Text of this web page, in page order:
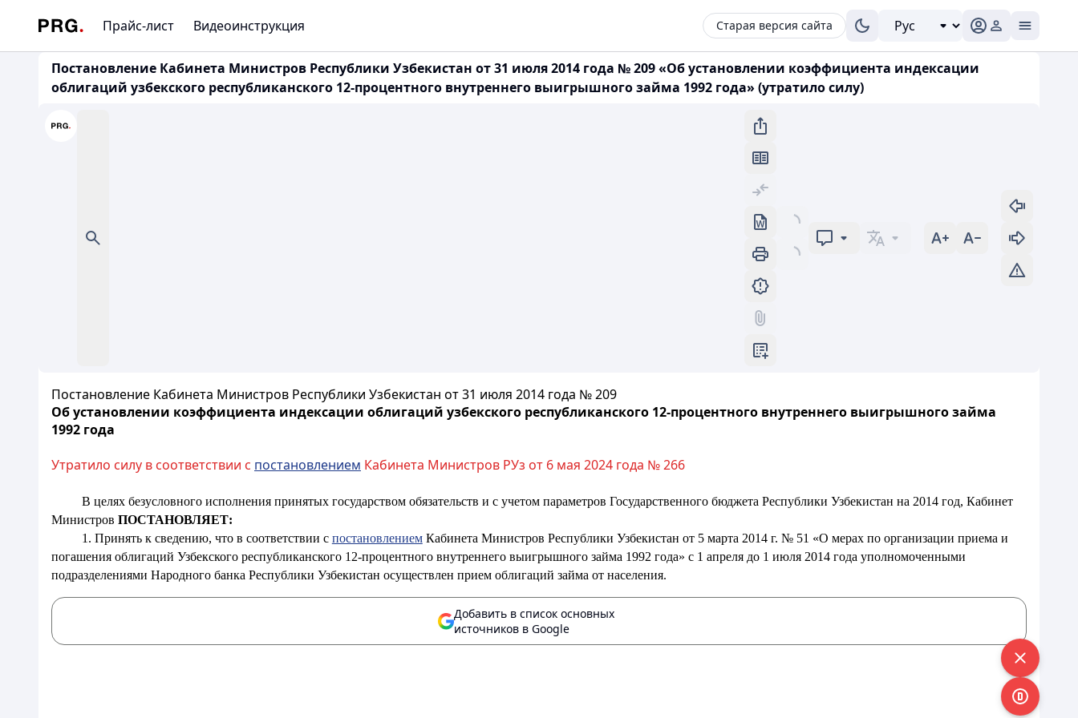
Прайс-лист Видеоинструкция Старая версия сайта
Постановление Кабинета Министров Республики Узбекистан от 31 июля 2014 года № 209 «Об установлении коэффициента индексации
облигаций узбекского республиканского 12-процентного внутреннего выигрышного займа 1992 года» (утратило силу)
Постановление Кабинета Министров Республики Узбекистан от 31 июля 2014 года № 209
Об установлении коэффициента индексации облигаций узбекского республиканского 12-процентного внутреннего выигрышного займа
1992 года
Утратило силу в соответствии с постановлением Кабинета Министров РУз от 6 мая 2024 года № 266
В целях безусловного исполнения принятых государством обязательств и с учетом параметров Государственного бюджета Республики Узбекистан на 2014 год, Кабинет
Министров ПОСТАНОВЛЯЕТ:
1. Принять к сведению, что в соответствии с постановлениемКабинета Министров Республики Узбекистан от 5 марта 2014 г. № 51 «О мерах по организации приема и
погашения облигаций Узбекского республиканского 12-процентного внутреннего выигрышного займа 1992 года» с 1 апреля до 1 июля 2014 года уполномоченными
подразделениями Народного банка Республики Узбекистан осуществлен прием облигаций займа от населения.
Добавить в список основных
источников в Google